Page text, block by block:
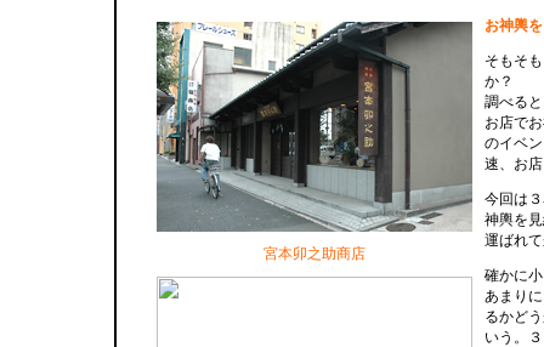
宮本卯之助商店
お神輿
そもそ
か？
調べる
お店で
のイベ
速、お
今回は
神輿を
運ばれ
確かに
あまり
るかど
いう。